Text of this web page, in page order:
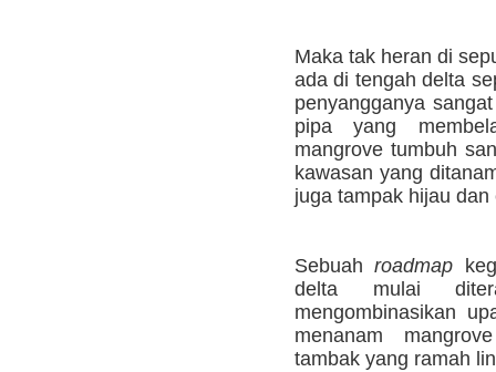
Maka tak heran di
ada di tengah delta
penyangganya
pipa yang
mangrove tumbuh
kawasan yang
juga tampak hijau
Sebuahroadmap
delta mulai
mengombinasikan
menanam
tambak yang ramah